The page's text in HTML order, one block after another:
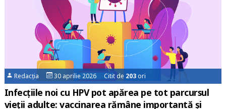
Redacția 30 aprilie 2026 Citit de 203ori
Infecțiile noi cu HPV pot apărea pe tot parcursul
vieții adulte: vaccinarea rămâne importantă și